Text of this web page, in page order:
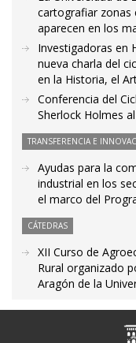
cartografiar zonas
aparecen en los
Investigadoras en
nueva charla del
en la Historia, el
Conferencia del
Sherlock Holmes
TRANSFERENCIA E
Ayudas para la
industrial en los
el marco del
CÁTEDRAS
XII Curso de
Rural organizado
Aragón de la